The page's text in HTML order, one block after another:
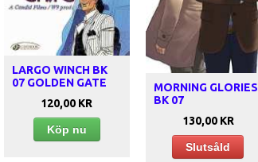
LARGO WINCH BK
07 GOLDEN GATE
120,00 KR
Köp nu
MORNING GLORIES
BK 07
130,00 KR
Slutsåld